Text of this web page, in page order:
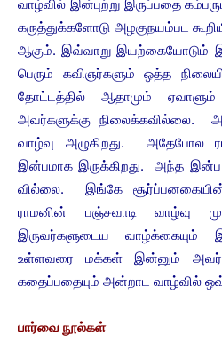
வாழ்வில் இன்புற்று இருப்பதை
கருத்துக்களோடு அழகுநயம்பட
ஆகும். இவ்வாறு இயற்கையோடும்
பெரும் கவிஞர்களும் ஒத்த
தோட்டத்தில் ஆதாமும்
அவர்களுக்கு நிலைக்கவில்லை.
வாழ்வு அழுகிறது. அதேபோல
இன்பமாக இருக்கிறது. அந்த இன்ப
வில்லை. இங்கே
ராமனின் பஞ்சவாடி வாழ்வு
இருவர்களுடைய வாழ்க்கையும்
உள்ளவரை மக்கள் இன்னும்
கதைப்பதையும் அன்றாட வாழ்வில்
பார்வை நூல்கள்